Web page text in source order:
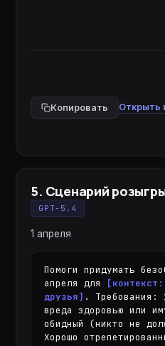
Копировать Открыть
5. Сценарий
GPT-5.4
1 апреля
Помоги придумать
апреля для
друзья] . Требования:
вреда здоровью или
обидный (никто не
Хорошо